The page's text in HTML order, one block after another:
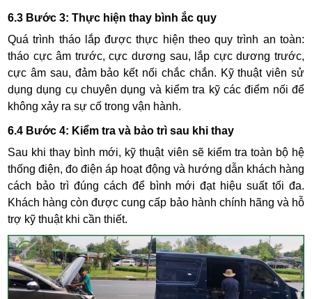
6.3 Bước 3: Thực hiện thay bình ắc quy
Quá trình tháo lắp được thực hiện theo quy trình an toàn:
tháo cực âm trước, cực dương sau, lắp cực dương trước,
cực âm sau, đảm bảo kết nối chắc chắn. Kỹ thuật viên sử
dụng dụng cụ chuyên dụng và kiểm tra kỹ các điểm nối để
không xảy ra sự cố trong vận hành.
6.4 Bước 4: Kiểm tra và bảo trì sau khi thay
Sau khi thay bình mới, kỹ thuật viên sẽ kiểm tra toàn bộ hệ
thống điện, đo điện áp hoạt động và hướng dẫn khách hàng
cách bảo trì đúng cách để bình mới đạt hiệu suất tối đa.
Khách hàng còn được cung cấp bảo hành chính hãng và hỗ
trợ kỹ thuật khi cần thiết.